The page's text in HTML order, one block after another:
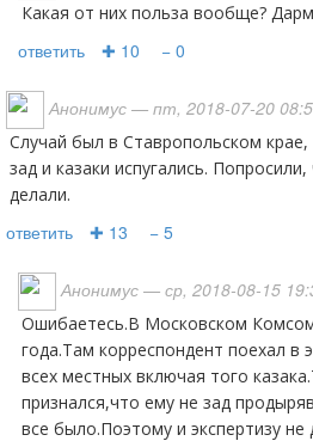
Какая от них польза вообще?
ответить ✚ 10 − 0
Анонимус — пт, 2018-07-20
Случай был в Ставропольском крае, там казака отымели в
зад и казаки испугались.
делали.
ответить ✚ 13 − 5
Анонимус — ср, 2018-08-15
Ошибаетесь.В Московском Комсомольце была статья 13
года.Там корреспондент поехал в
всех местных включая того
признался,что ему не зад
все было.Поэтому и экспертизу